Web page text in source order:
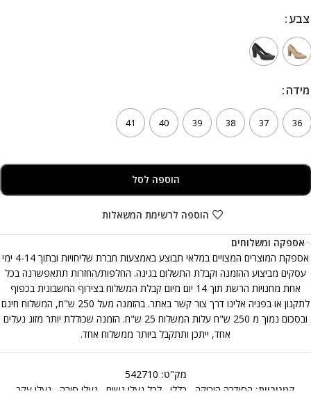
צבע
צבע
מידה
מידה
36
37
38
39
40
41
הוספה לסל
הוספה לרשימת המשאלות
אספקה ומשלוחים
אספקת המוצרים המצויים במלאי תבוצע באמצעות חברת שליחויות ובתוך 4-14 ימי
עסקים מביצוע ההזמנה וקבלת התשלום בגינה. החלפות/החזרות תתאפשרנה בכל
אחת מחנויות הרשת תוך 14 יום מיום קבלת המשלוח בצירוף החשבונית בכפוף
לתקנון או בפניה אלינו דרך צור קשר באתר. בהזמנה מעל 250 ש"ח, המשלוח חינם
ובסכום נמוך מ 250 ש"ח עלות המשלוח 25 ש"ח. הזמנה שכוללת יותר מזוג נעלים
אחד, ייתכן ותתקבל ביותר ממשלוח אחד.
מק"ט: 542710
קטגוריות: הסידרה הירוקה כללי לכל נעלי נשים נעלי סירה נעלי עקב